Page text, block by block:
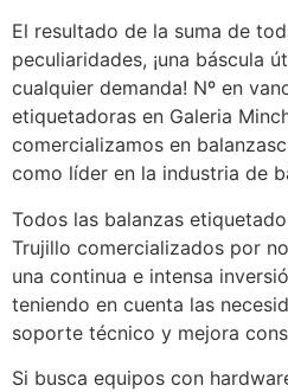
El resultado de la suma de
peculiaridades, ¡una báscula
cualquier demanda! Nº en
etiquetadoras en Galeria
comercializamos en
como líder en la industria de
Todos las balanzas
Trujillo comercializados por
una continua e intensa
teniendo en cuenta las
soporte técnico y mejora
Si busca equipos con